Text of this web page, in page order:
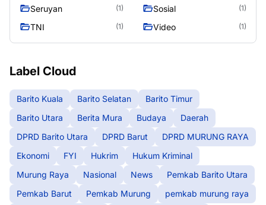
Seruyan (1) Sosial (1)
TNI (1) Video (1)
Label Cloud
Barito Kuala Barito Selatan
Barito Timur
Barito Utara
Berita Mura Budaya
Daerah
DPRD Barito Utara
DPRD Barut
DPRD MURUNG RAYA
Ekonomi
FYI Hukrim
Hukum Kriminal
Murung Raya
Nasional News
Pemkab Barito Utara
Pemkab Barut
Pemkab Murung
pemkab murung raya